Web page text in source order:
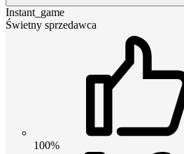
Instant_game
Świetny sprzedawca
100%